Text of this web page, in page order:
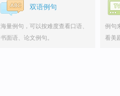
双语例句
海量例句，可以按难度查看口语、
书面语、论文例句。
例句
看美